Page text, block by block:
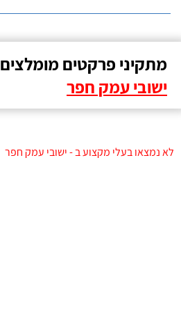
מתקיני פרקטים מומלצים
ישובי עמק חפר
לא נמצאו בעלי מקצוע ב - ישובי עמק חפר